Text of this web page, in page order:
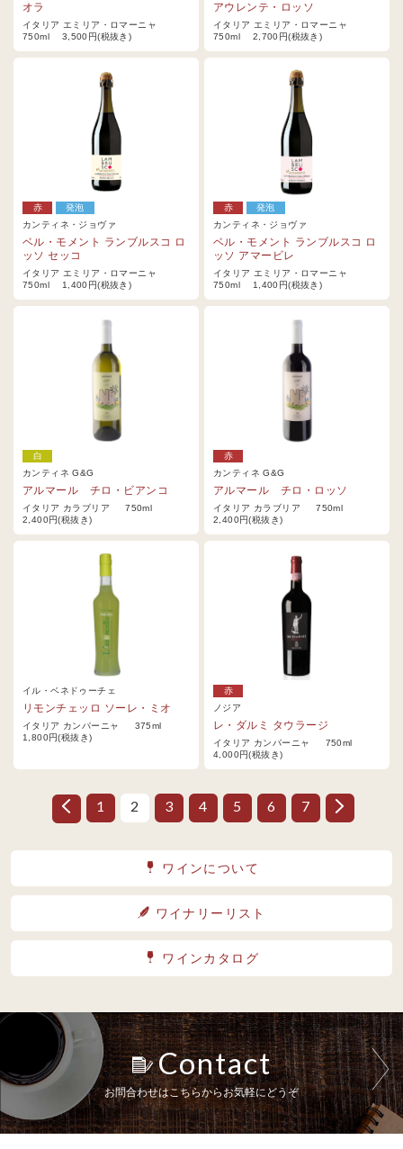
オラ
イタリア エミリア・ロマーニャ
750ml 3,500円(税抜き)
アウレンテ・ロッソ
イタリア エミリア・ロマーニャ
750ml 2,700円(税抜き)
赤
発泡
カンティネ・ジョヴァ
ベル・モメント ランブルスコ ロ
ッソ セッコ
イタリア エミリア・ロマーニャ
750ml 1,400円(税抜き)
赤
発泡
カンティネ・ジョヴァ
ベル・モメント ランブルスコ ロ
ッソ アマービレ
イタリア エミリア・ロマーニャ
750ml 1,400円(税抜き)
白
カンティネ G&G
アルマール チロ・ビアンコ
イタリア カラブリア 750ml
2,400円(税抜き)
赤
カンティネ G&G
アルマール チロ・ロッソ
イタリア カラブリア 750ml
2,400円(税抜き)
イル・ベネドゥーチェ
リモンチェッロ ソーレ・ミオ
イタリア カンパーニャ 375ml
1,800円(税抜き)
赤
ノジア
レ・ダルミ タウラージ
イタリア カンパーニャ 750ml
4,000円(税抜き)
1 2 3 4 5 6 7
ワインについて
ワイナリーリスト
ワインカタログ
Contact
お問合わせはこちらからお気軽にどうぞ